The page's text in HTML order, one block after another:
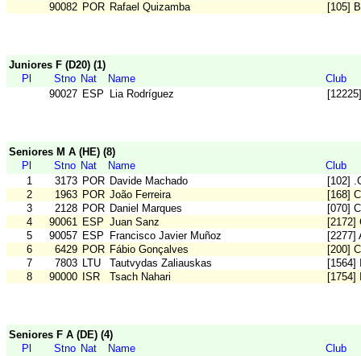
90082 POR Rafael Quizamba [105]
Juniores F (D20) (1)
Pl
Stno Nat Name
Club
90027 ESP Lia Rodríguez
Seniores M A (HE) (8)
Pl
Stno Nat Name
Club
1
3173 POR Davide Machado
[102]
2
1963 POR João Ferreira
[168]
3
2128 POR Daniel Marques
[070]
4
90061 ESP Juan Sanz
[2172]
5
90057 ESP Francisco Javier Muñoz
[2277]
6
6429 POR Fábio Gonçalves
[200]
7
7803 LTU Tautvydas Zaliauskas
[1564]
8
90000 ISR Tsach Nahari [1754]
Seniores F A (DE) (4)
Pl
Stno Nat Name
Club